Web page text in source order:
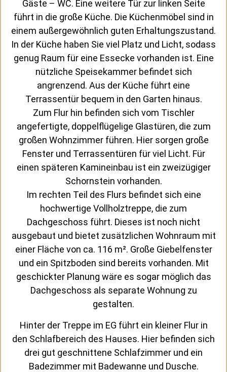
Gäste – WC. Eine weitere Tür zur linken Seite
führt in die große Küche. Die Küchenmöbel sind in
einem außergewöhnlich guten Erhaltungszustand.
In der Küche haben Sie viel Platz und Licht, sodass
genug Raum für eine Essecke vorhanden ist. Eine
nützliche Speisekammer befindet sich
angrenzend. Aus der Küche führt eine
Terrassentür bequem in den Garten hinaus.
Zum Flur hin befinden sich vom Tischler
angefertigte, doppelflügelige Glastüren, die zum
großen Wohnzimmer führen. Hier sorgen große
Fenster und Terrassentüren für viel Licht. Für
einen späteren Kamineinbau ist ein zweizügiger
Schornstein vorhanden.
Im rechten Teil des Flurs befindet sich eine
hochwertige Vollholztreppe, die zum
Dachgeschoss führt. Dieses ist noch nicht
ausgebaut und bietet zusätzlichen Wohnraum mit
einer Fläche von ca. 116 m². Große Giebelfenster
und ein Spitzboden sind bereits vorhanden. Mit
geschickter Planung wäre es sogar möglich das
Dachgeschoss als separate Wohnung zu
gestalten.
Hinter der Treppe im EG führt ein kleiner Flur in
den Schlafbereich des Hauses. Hier befinden sich
drei gut geschnittene Schlafzimmer und ein
Badezimmer mit Badewanne und Dusche.